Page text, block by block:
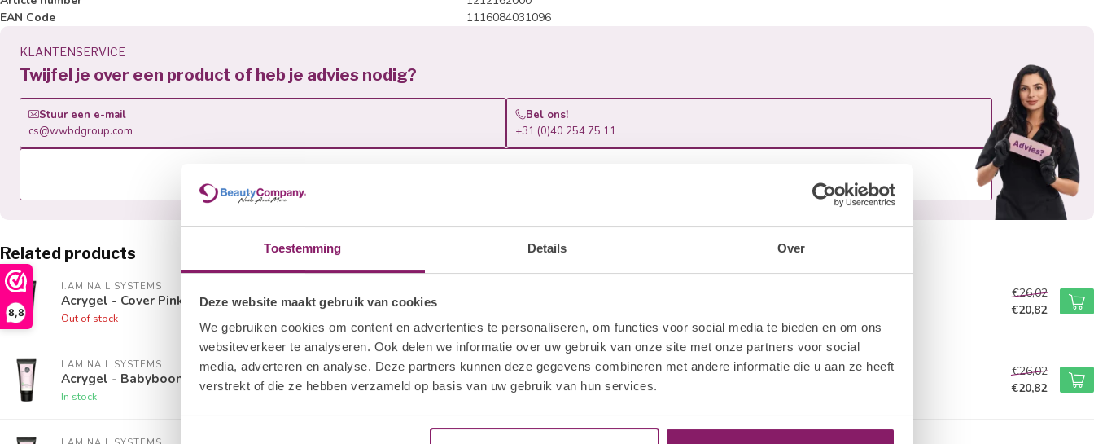
Toestemming Details Over
Deze website maakt gebruik van cookies
We gebruiken cookies om content en advertenties te personaliseren, om functies voor social media te bieden en om ons
websiteverkeer te analyseren. Ook delen we informatie over uw gebruik van onze site met onze partners voor social
media, adverteren en analyse. Deze partners kunnen deze gegevens combineren met andere informatie die u aan ze heeft
verstrekt of die ze hebben verzameld op basis van uw gebruik van hun services.
8,8
EAN Code
1116084031096
KLANTENSERVICE
Twijfel je over een product of heb je advies nodig?
Stuur een e-mail
cs@wwbdgroup.com
Bel ons!
+31 (0)40 254 75 11
Related products
I.AM NAIL SYSTEMS
Acrygel - Cover Pink
Out of stock
€26,02
€20,82
I.AM NAIL SYSTEMS
Acrygel - Babyboom White
In stock
€26,02
€20,82